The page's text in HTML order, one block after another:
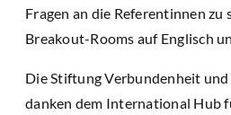
Fragen an die Referentinnen zu
Breakout-Rooms auf Englisch
Die Stiftung Verbundenheit
danken dem International Hub